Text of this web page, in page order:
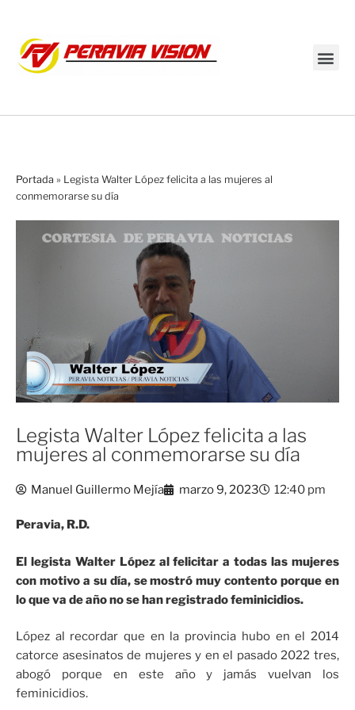
Portada » Legista Walter López felicita a las mujeres al
conmemorarse su día
Legista Walter López felicita a las
mujeres al conmemorarse su día
Manuel Guillermo Mejía marzo 9, 2023 12:40 pm
Peravia, R.D.
El legista Walter López al felicitar a todas las mujeres
con motivo a su día, se mostró muy contento porque en
lo que va de año no se han registrado feminicidios.
López al recordar que en la provincia hubo en el 2014
catorce asesinatos de mujeres y en el pasado 2022 tres,
abogó porque en este año y jamás vuelvan los
feminicidios.